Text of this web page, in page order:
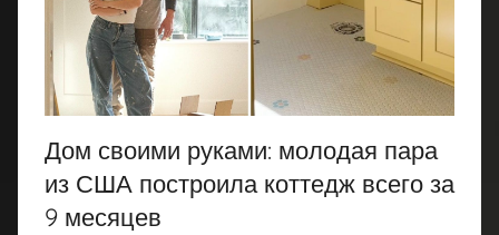
Дом своими руками: молодая пара
из США построила коттедж всего за
9 месяцев